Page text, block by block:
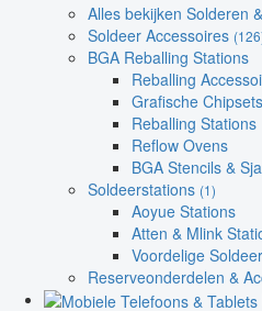
Alles bekijken Solderen
Soldeer Accessoires
BGA Reballing Stations
Reballing
Grafische Chipsets
Reballing Stations
Reflow Ovens
BGA Stencils &
Soldeerstations (1)
Aoyue Stations
Atten & Mlink
Voordelige
Reserveonderdelen &